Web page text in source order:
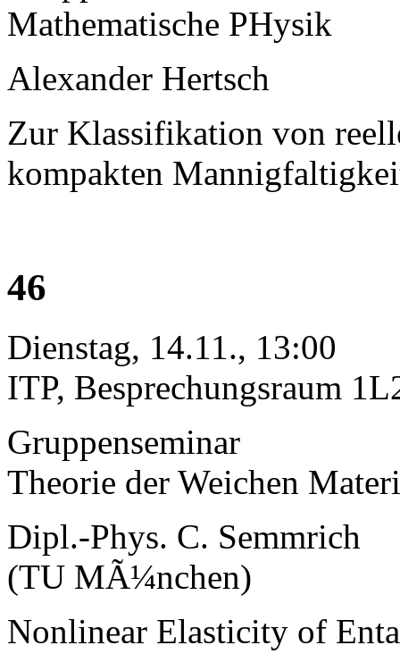
Mathematische PHysik
Alexander Hertsch
Zur Klassifikation von
kompakten
46
Dienstag, 14.11., 13:00
ITP, Besprechungsraum
Gruppenseminar
Theorie der Weichen
Dipl.-Phys. C. Semmrich
(TU MÃ¼nchen)
Nonlinear Elasticity of